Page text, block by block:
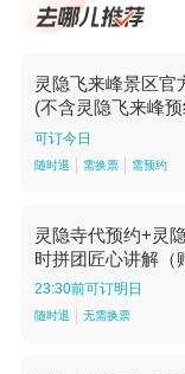
灵隐飞来峰景区官
(不含灵隐飞来峰
准价
可订今日
随时退 需换票 需预约
灵隐寺代预约+灵
时拼团匠心讲解（
场-10人小团【
23:30前可订明日
随时退 无需换票